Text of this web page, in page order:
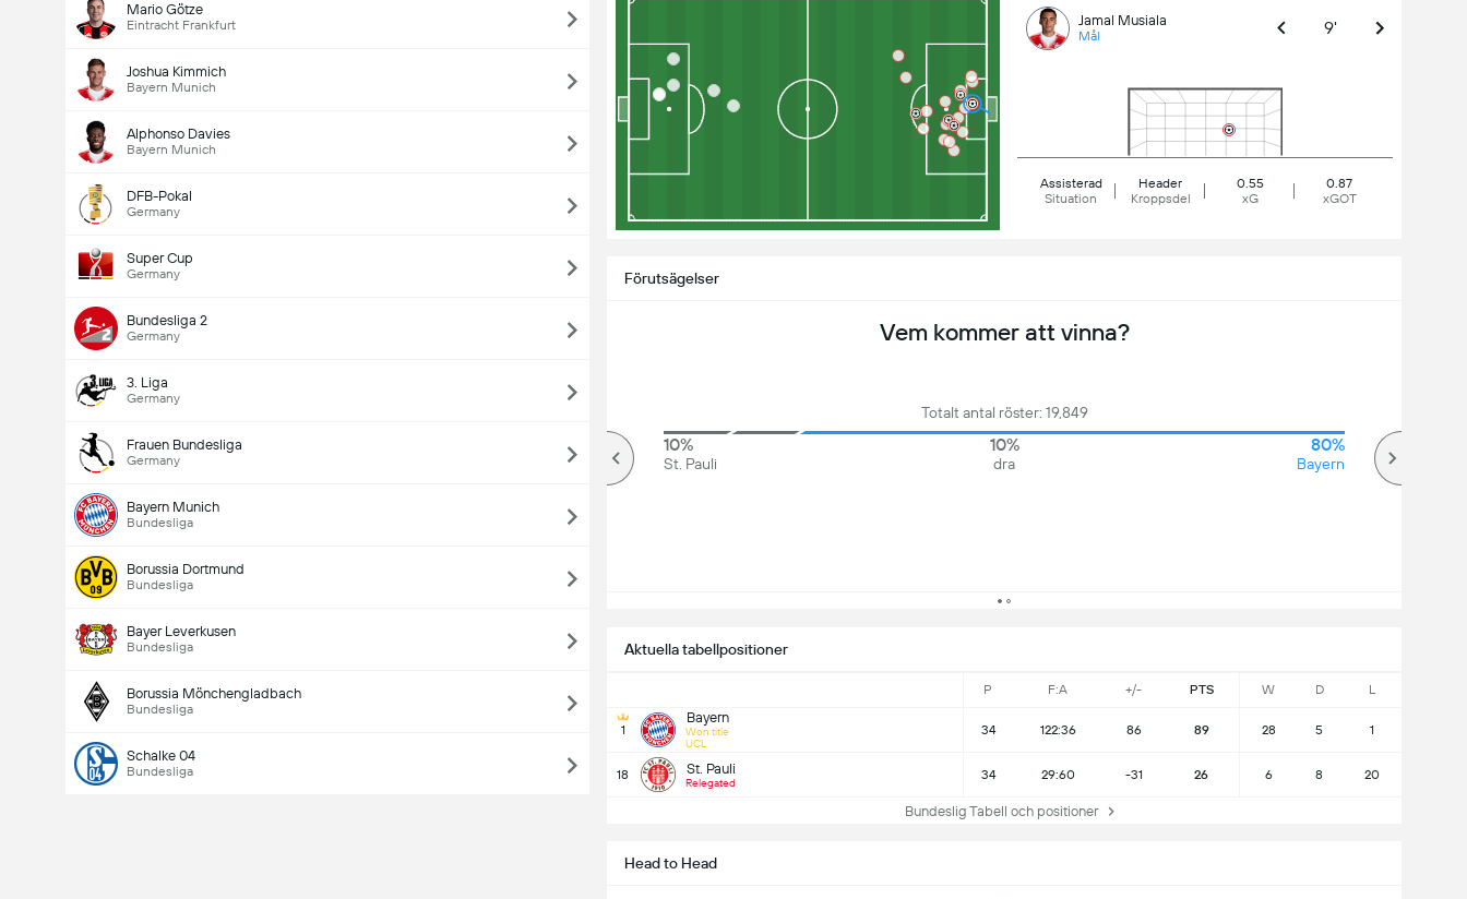
Mario Götze
Eintracht Frankfurt
Joshua Kimmich
Bayern Munich
Alphonso Davies
Bayern Munich
DFB-Pokal
Germany
Super Cup
Germany
Bundesliga 2
Germany
3. Liga
Germany
Frauen Bundesliga
Germany
Bayern Munich
Bundesliga
Borussia Dortmund
Bundesliga
Bayer Leverkusen
Bundesliga
Borussia Mönchengladbach
Bundesliga
Schalke 04
Bundesliga
Jamal Musiala
Mål 9'
Assisterad
Situation
Header
Kroppsdel
0.55
xG
0.87
xGOT
Aktuella tabellpositioner
P F:A +/- PTS W D L
1
Bayern
Won title
UCL
34 122:36 86 89 28 5 1
18 St. Pauli
Relegated
34 29:60 -31 26 6 8 20
Bundeslig Tabell och positioner
Förutsägelser
Vem kommer att vinna?
Totalt antal röster: 19,849
10%
St. Pauli
10%
dra
80%
Bayern
Totalt mål i matchen (2.5)
Head to Head